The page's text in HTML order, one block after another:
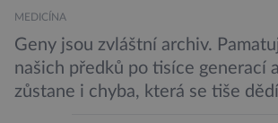
MEDICÍNA
Geny jsou zvláštní archiv.
našich předků po tisíce generací
zůstane i chyba, která se tiše